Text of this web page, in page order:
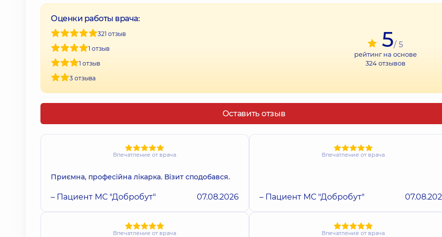
Оценки работы врача:
321 отзыв
1 отзыв
1 отзыв
3 отзыва
5/ 5
рейтинг на основе
324отзывов
Оставить отзыв
Впечатление от врача
Приємна, професійна лікарка. Візит сподобався.
– Пациент МС "Добробут" 07.08.2026
Впечатление от врача
– Пациент МС "Добробут"
Впечатление от врача Впечатление от врача